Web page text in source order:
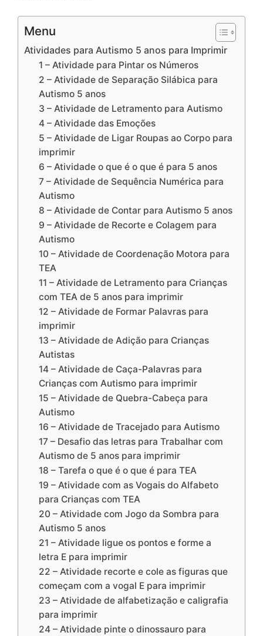
Menu
Atividades para Autismo 5 anos para Imprimir
1 – Atividade para Pintar os Números
2 – Atividade de Separação Silábica para
Autismo 5 anos
3 – Atividade de Letramento para Autismo
4 – Atividade das Emoções
5 – Atividade de Ligar Roupas ao Corpo para
imprimir
6 – Atividade o que é o que é para 5 anos
7 – Atividade de Sequência Numérica para
Autismo
8 – Atividade de Contar para Autismo 5 anos
9 – Atividade de Recorte e Colagem para
Autismo
10 – Atividade de Coordenação Motora para
TEA
11 – Atividade de Letramento para Crianças
com TEA de 5 anos para imprimir
12 – Atividade de Formar Palavras para
imprimir
13 – Atividade de Adição para Crianças
Autistas
14 – Atividade de Caça-Palavras para
Crianças com Autismo para imprimir
15 – Atividade de Quebra-Cabeça para
Autismo
16 – Atividade de Tracejado para Autismo
17 – Desafio das letras para Trabalhar com
Autismo de 5 anos para imprimir
18 – Tarefa o que é o que é para TEA
19 – Atividade com as Vogais do Alfabeto
para Crianças com TEA
20 – Atividade com Jogo da Sombra para
Autismo 5 anos
21 – Atividade ligue os pontos e forme a
letra E para imprimir
22 – Atividade recorte e cole as figuras que
começam com a vogal E para imprimir
23 – Atividade de alfabetização e caligrafia
para imprimir
24 – Atividade pinte o dinossauro para